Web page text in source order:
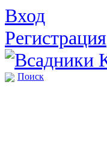
Вход
Регистрация
Поиск